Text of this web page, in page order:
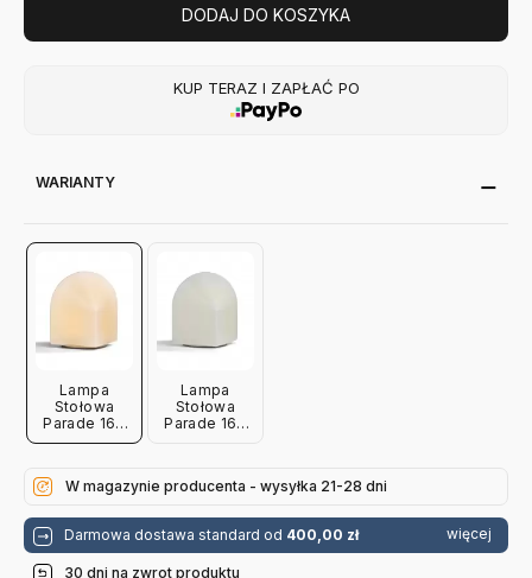
DODAJ DO KOSZYKA
KUP TERAZ I ZAPŁAĆ PO
WARIANTY
Lampa
Stołowa
Parade 160
Różowa Hay
Lampa
Stołowa
Parade 160
W magazynie producenta - wysyłka 21-28 dni
Darmowa dostawa standard od 400,00 zł więcej
30 dni na zwrot produktu